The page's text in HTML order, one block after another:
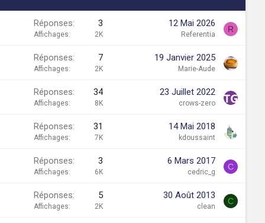
Réponses 3
Affichages 2K
12 Mai 2026
Referentia
R
Réponses 7
Affichages 2K
19 Janvier 2025
Marie-Aude
Réponses 34
Affichages 8K
23 Juillet 2022
crows-zero
Réponses 31
Affichages 7K
14 Mai 2018
kdoussaint
Réponses 3
Affichages 6K
6 Mars 2017
cedric_g
C
Réponses 5
Affichages 2K
30 Août 2013
clean
C